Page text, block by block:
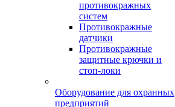
противокражных
систем
Противокражные
датчики
Противокражные
защитные крючки и
стоп-локи
Оборудование для охранных
предприятий